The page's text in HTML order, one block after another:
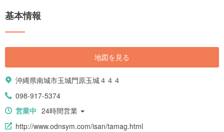
基本情報
地図を見る
沖縄県南城市玉城門原玉城４４４
098-917-5374
営業中 24時間営業
http://www.odnsym.com/isan/tamag.html